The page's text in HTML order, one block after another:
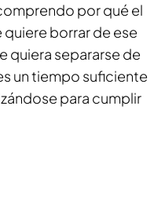
por qué el
borrar de ese
quiera separarse de
un tiempo suficiente
para cumplir